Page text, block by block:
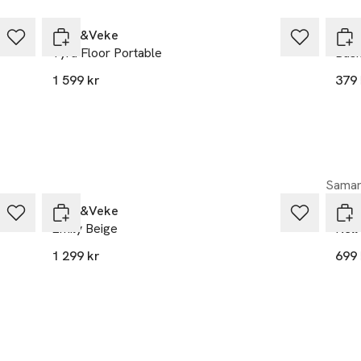
Watt&Veke
Tyra Floor Portable
1 599 kr
379
Watt&Veke
Emily Beige
1 299 kr
PR
Nell
699